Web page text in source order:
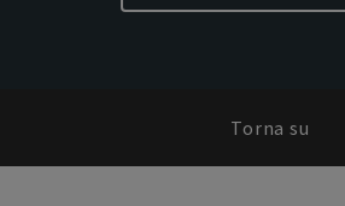
Torna su